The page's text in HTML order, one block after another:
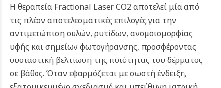
Η θεραπεία Fractional Laser CO2 αποτελεί μία από
τις πλέον αποτελεσματικές επιλογές για την
αντιμετώπιση ουλών, ρυτίδων, ανομοιομορφίας
υφής και σημείων φωτογήρανσης, προσφέροντας
ουσιαστική βελτίωση της ποιότητας του δέρματος
σε βάθος. Όταν εφαρμόζεται με σωστή ένδειξη,